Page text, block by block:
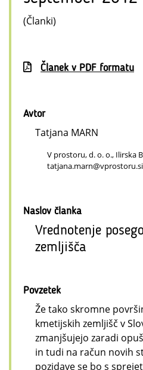
(Članki)
Članek v PDF formatu
Avtor
Tatjana MARN
V prostoru, d. o. o., Ilirska
tatjana.marn@vprostoru.si
Naslov članka
Vrednotenje
zemljišča
Povzetek
Že tako skromne
kmetijskih zemljišč v
zmanjšujejo zaradi
in tudi na račun novih
pozidave se bo s